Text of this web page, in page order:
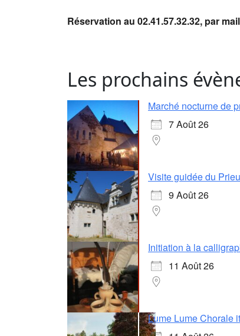
Réservation au 02.41.57.32.32, par
Les prochains
Marché nocturne de
7 Août 26
Visite guidée du
9 Août 26
Initiation à la
11 Août 26
Lume Lume Chorale